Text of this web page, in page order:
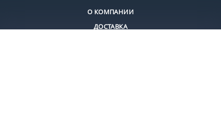
О КОМПАНИИ
ДОСТАВКА